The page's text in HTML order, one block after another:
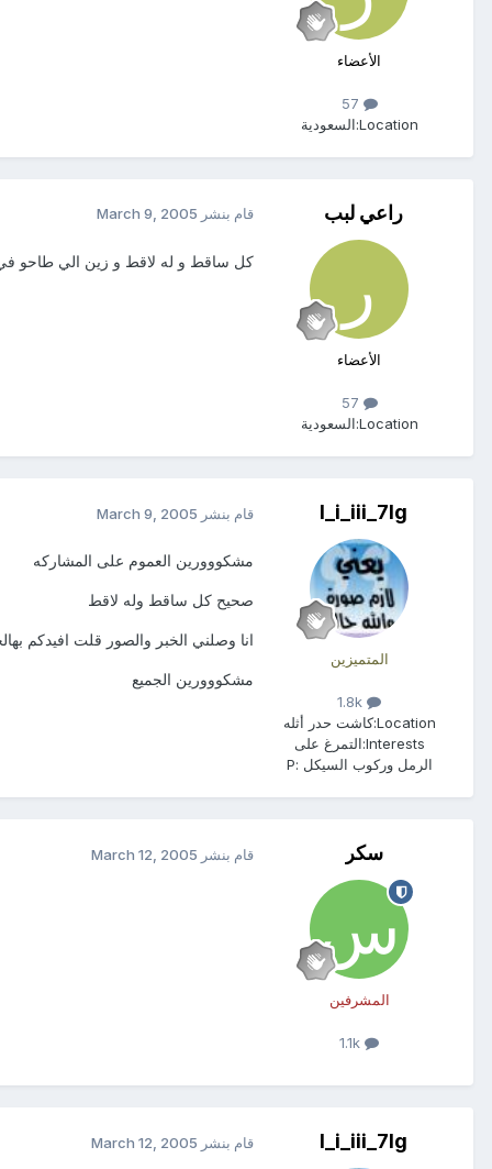
الأعضاء
Location: السعودية
راعي لبب
الأعضاء
Location: السعودية
قام بنشر March 9, 2005
كل ساقط و له لاقط و زين الي طاحو
l_i_iii_7lg
المتميزين
Location: كاشت حدر أثله
Interests: التمرغ على
الرمل وركوب السيكل :P
قام بنشر March 9, 2005
مشكووورين العموم على المشاركه
صحيح كل ساقط وله لاقط
انا وصلني الخبر والصور قلت افيدكم
مشكووورين الجميع
سكر
المشرفين
قام بنشر March 12, 2005
l_i_iii_7lg قام بنشر March 12, 2005